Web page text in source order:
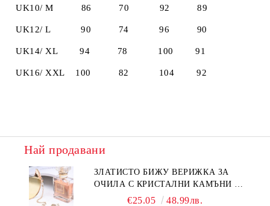
UK10/ M 86 70 92 89
UK12/ L 90 74 96 90
UK14/ XL 94 78 100 91
UK16/ XXL 100 82 104 92
Най продавани
ЗЛАТИСТО БИЖУ ВЕРИЖКА ЗА
ОЧИЛА С КРИСТАЛНИ КАМЪНИ И
€25.05 48.99лв.